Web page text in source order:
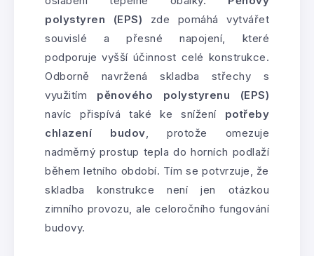
polystyren (EPS) zde pomáhá vytvářet
souvislé a přesné napojení, které
podporuje vyšší účinnost celé konstrukce.
Odborně navržená skladba střechy s
využitím pěnového polystyrenu (EPS)
navíc přispívá také ke snížení potřeby
chlazení budov, protože omezuje
nadměrný prostup tepla do horních podlaží
během letního období. Tím se potvrzuje, že
skladba konstrukce není jen otázkou
zimního provozu, ale celoročního fungování
budovy.